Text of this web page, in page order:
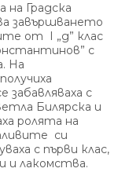
на Градска
завършването
от І „д” клас
с
На
с
Билярска и
ролята на
си
с първи клас,
и лакомства.